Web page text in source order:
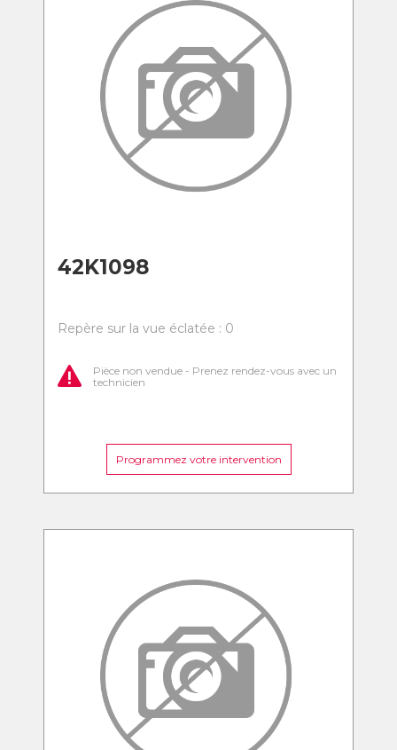
42K1098
Repère sur la vue éclatée : 0
Pièce non vendue - Prenez rendez-vous avec un
technicien
Programmez votre intervention